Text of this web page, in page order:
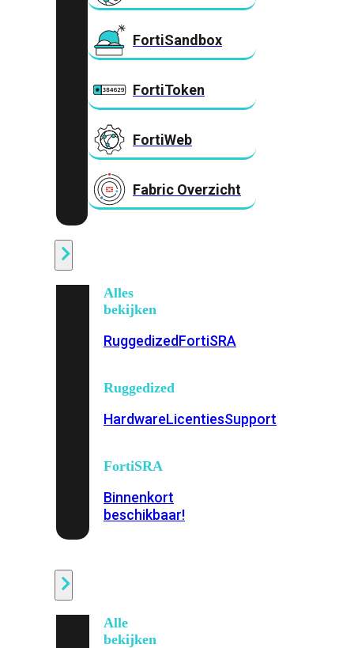
FortiSandbox
FortiToken
FortiWeb
Fabric Overzicht
Alles
bekijken
RuggedizedFortiSRA
Ruggedized
HardwareLicentiesSupport
FortiSRA
Binnenkort
beschikbaar!
Alle
bekijken